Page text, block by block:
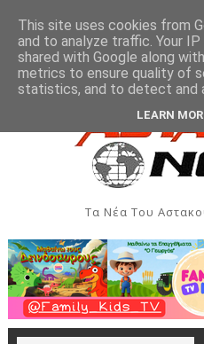
και Δημιουργιών του
Τα Νέα Του
This site uses cookies from
and to analyze traffic. Your
shared with Google along
metrics to ensure quality of
statistics, and to detect and
LEARN